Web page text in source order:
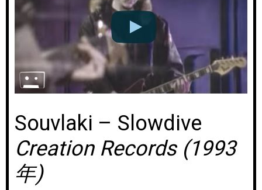
Souvlaki – Slowdive
Creation Records (1993
年)